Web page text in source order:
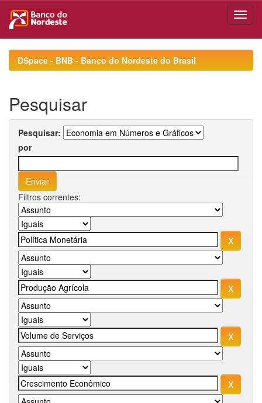
navigationDSpace - BNB - Banco do Nordeste do Brasil
Pesquisar
Pesquisar:
por
Filtros correntes: